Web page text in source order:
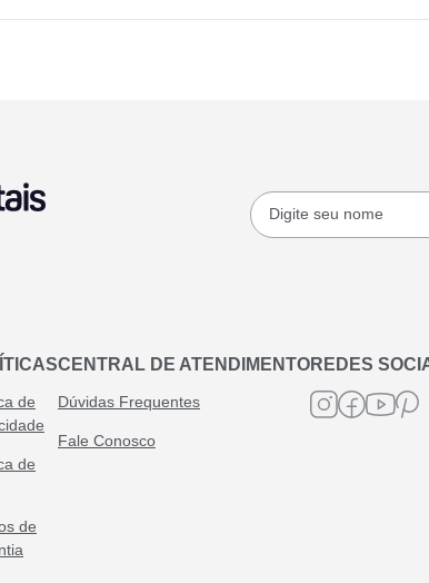
de
de
de
CENTRAL DE ATENDIMENTO
Dúvidas Frequentes
Fale Conosco
REDES